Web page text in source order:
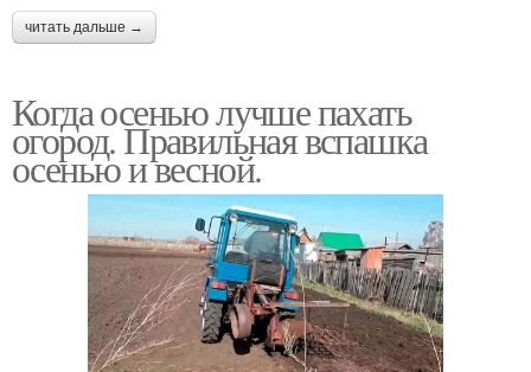
читать дальше →
Когда осенью лучше пахать
огород. Правильная вспашка
осенью и весной.